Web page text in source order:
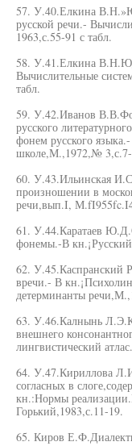
57. У.40.Елкина
русской речи.-
1963,с.55-91 с табл.
58. У.41.Елкина
Вычислительные
табл.
59. У.42.Иванов
русского
фонем русского
школе,М.,1972,№
60. У.43.Ильинская
произношении в
речи,вып.I,
61. У.44.Каратаев
фонемы.-В
62. У.45.Каспранский
вречи.- В
детерминанты
63. У.46.Калнынь Л.Э.К
внешнего
лингвистический
64. У.47.Кириллова
согласных в
кн.:Нормы
Горький,1983,с.11-19.
65. Киров